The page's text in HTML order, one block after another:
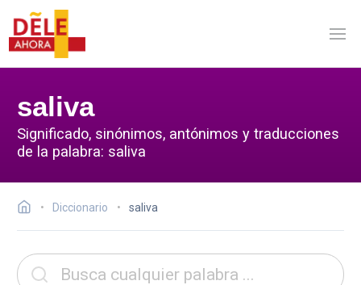
saliva
Significado, sinónimos, antónimos y traducciones
de la palabra: saliva
Diccionario saliva